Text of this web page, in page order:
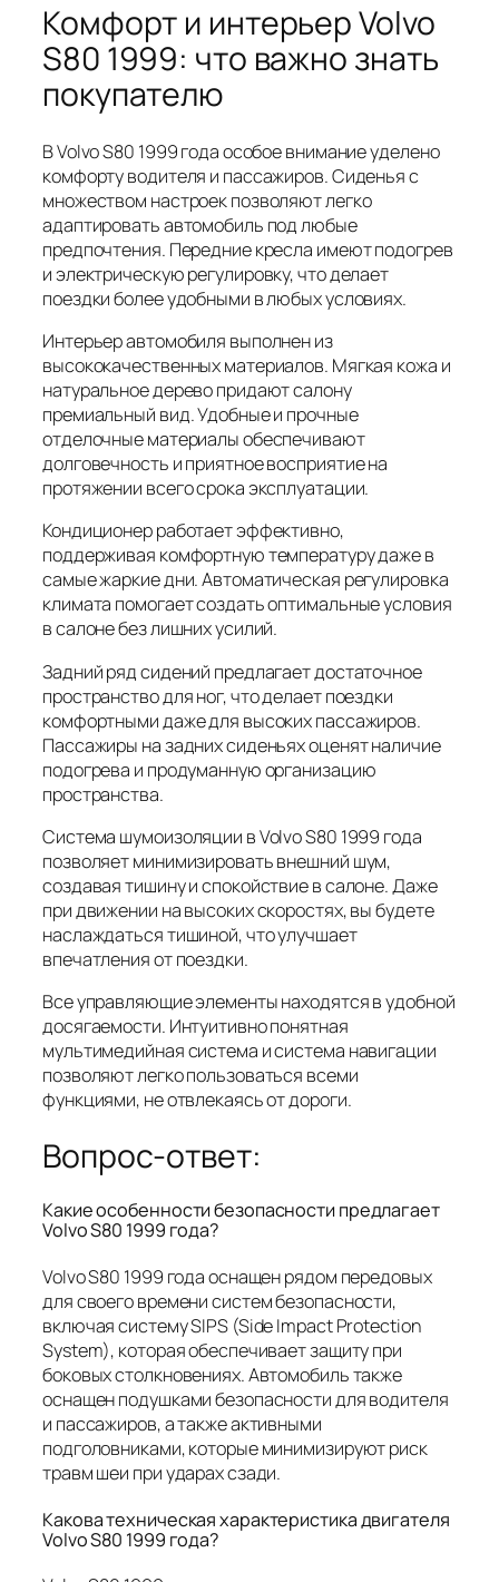
Комфорт и интерьер Volvo
S80 1999: что важно знать
покупателю
В Volvo S80 1999 года особое внимание уделено
комфорту водителя и пассажиров. Сиденья с
множеством настроек позволяют легко
адаптировать автомобиль под любые
предпочтения. Передние кресла имеют подогрев
и электрическую регулировку, что делает
поездки более удобными в любых условиях.
Интерьер автомобиля выполнен из
высококачественных материалов. Мягкая кожа и
натуральное дерево придают салону
премиальный вид. Удобные и прочные
отделочные материалы обеспечивают
долговечность и приятное восприятие на
протяжении всего срока эксплуатации.
Кондиционер работает эффективно,
поддерживая комфортную температуру даже в
самые жаркие дни. Автоматическая регулировка
климата помогает создать оптимальные условия
в салоне без лишних усилий.
Задний ряд сидений предлагает достаточное
пространство для ног, что делает поездки
комфортными даже для высоких пассажиров.
Пассажиры на задних сиденьях оценят наличие
подогрева и продуманную организацию
пространства.
Система шумоизоляции в Volvo S80 1999 года
позволяет минимизировать внешний шум,
создавая тишину и спокойствие в салоне. Даже
при движении на высоких скоростях, вы будете
наслаждаться тишиной, что улучшает
впечатления от поездки.
Все управляющие элементы находятся в удобной
досягаемости. Интуитивно понятная
мультимедийная система и система навигации
позволяют легко пользоваться всеми
функциями, не отвлекаясь от дороги.
Вопрос-ответ:
Какие особенности безопасности предлагает
Volvo S80 1999 года?
Volvo S80 1999 года оснащен рядом передовых
для своего времени систем безопасности,
включая систему SIPS (Side Impact Protection
System), которая обеспечивает защиту при
боковых столкновениях. Автомобиль также
оснащен подушками безопасности для водителя
и пассажиров, а также активными
подголовниками, которые минимизируют риск
травм шеи при ударах сзади.
Какова техническая характеристика двигателя
Volvo S80 1999 года?